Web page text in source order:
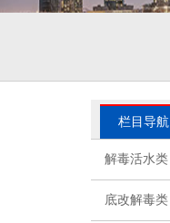
栏目导航
解毒活水类
底改解毒类